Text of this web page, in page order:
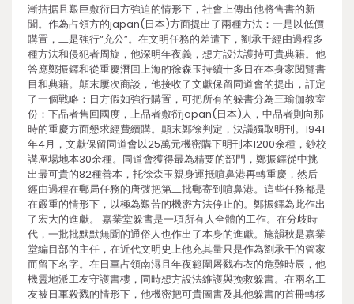
漸拮据且艱巨敷衍日方強迫的情形下，社會上傳出他將售書的新
聞。作為占領方的japan(日本)方面提出了兩種方法：一是以低價
購置，二是強行“充公”。在文明任務的差遣下，劉承干經由過程多
種方法和侵犯者周旋，他深明年夜義，想方設法護持可貴典籍。他
答應鄭振鐸和從重慶潛回上海的徐森玉持續十多日在本身家閱覽書
目和典籍。顛末屢次商談，他接收了文獻保留同道會的提出，訂定
了一個戰略：日方假如強行購置，可把所有的躲書分為三瑜伽教室
份：下品者售回國度，上品者敷衍japan(日本)人，中品者則向那
時的重慶方面懇求經費續購。顛末鄭徐判定，決議獨取明刊。1941
年4月，文獻保留同道會以25萬元機密購下明刊本1200余種，鈔校
講座場地本30余種。同道會獲得最為精要的部門，鄭振鐸從中挑
出最可貴的82種善本，托徐森玉親身運抵噴鼻港再轉重慶，然后
經由過程在郵局任務的唐弢把第二批郵寄到噴鼻港。這些任務都是
在嚴重的情形下，以極為艱苦的機密方法停止的。鄭振鐸為此作出
了宏大的進獻。 嘉業堂躲書是一項所有人全體的工作。在分歧時
代，一批批默默無聞的通俗人也作出了本身的進獻。施韻秋是嘉業
堂編目部的主任，在近代文明史上他充其量只是作為劉承干的管家
而留下名字。在日軍占領南潯且年夜範圍屠戮布衣的危難時辰，他
機靈地派工友守護書樓，同時想方設法維護與挽救躲書。在兩名工
友被日軍殺戮的情形下，他機密把可貴圖書及其他躲書的首冊轉移